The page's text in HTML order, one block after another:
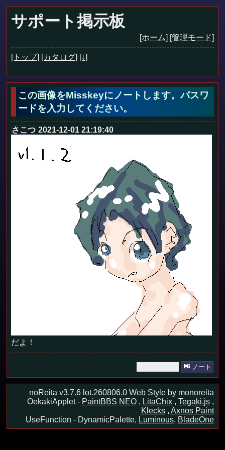
サポート掲示板
[ホーム] [管理モード]
[トップ] [カタログ] [↓]
この画像をMisskeyにノートします。パスワ
ードを入力してください。
さこつ 2021-12-01 21:19:40
だよ！
ノート
noReita v3.7.6 lot.260806.0Web Style by monoreita
OekakiApplet - PaintBBS NEO, LitaChix, Tegaki.js,
Klecks, Axnos Paint
UseFunction - DynamicPalette, Luminous, BladeOne